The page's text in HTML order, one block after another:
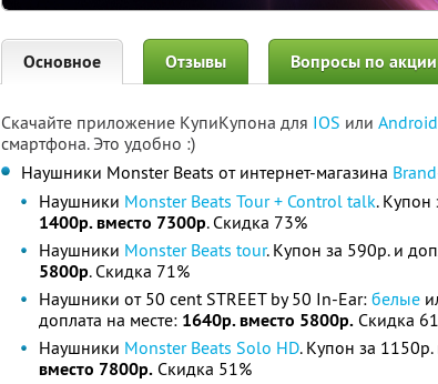
Основное Отзывы Вопросы по акции
Скачайте приложение КупиКупона для IOS или Android
смартфона. Это удобно :)
Наушники Monster Beats от интернет-магазина
Наушники Monster Beats Tour + Control talk. Купон
1400р. вместо 7300р. Скидка 73%
Наушники Monster Beats tour. Купон за 590р. и
5800р. Скидка 71%
Наушники от 50 cent STREET by 50 In-Ear: белые
доплата на месте: 1640р. вместо 5800р. Скидка
Наушники Monster Beats Solo HD. Купон за
вместо 7800р. Скидка 51%